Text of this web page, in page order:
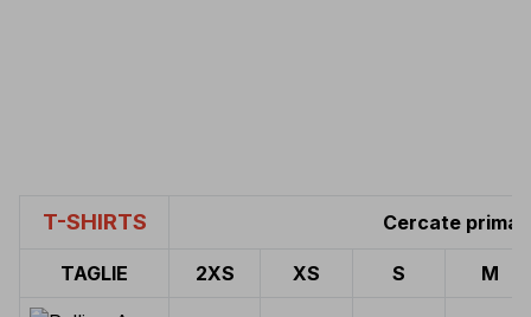
T-SHIRTS Cercate prima
TAGLIE 2XS XS S M